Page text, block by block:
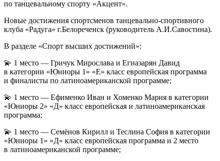
по танцевальному спорту «Акцент».
Новые достижения спортсменов танцевально-спортивного
клуба «Радуга» г.Белореченск (руководитель А.И.Савостина).
В разделе «Спорт высших достижений»:
💫 1 место — Гричук Мирослава и Егиазарян Давид
в категории «Юниоры 1» «Е» класс европейская программа
и финалисты по латиноамериканской программе;
💫 1 место — Ефименко Иван и Хоменко Мария в категории
«Юниоры 2» «Д» класс европейская и латиноамериканская
программа;
💫 1 место — Семёнов Кирилл и Теслина София в категории
«Юниоры 1» «Д» класс европейская программа и 2 место
в латиноамериканской программе;